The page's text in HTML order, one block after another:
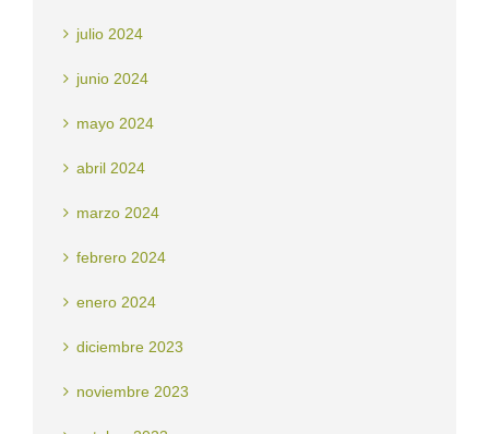
julio 2024
junio 2024
mayo 2024
abril 2024
marzo 2024
febrero 2024
enero 2024
diciembre 2023
noviembre 2023